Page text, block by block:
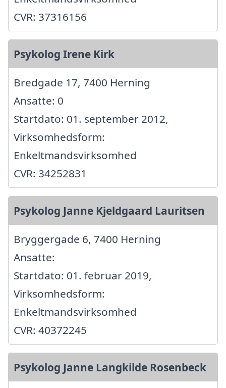
CVR: 37316156
Psykolog Irene Kirk
Bredgade 17, 7400 Herning
Ansatte: 0
Startdato: 01. september 2012,
Virksomhedsform:
Enkeltmandsvirksomhed
CVR: 34252831
Psykolog Janne Kjeldgaard Lauritsen
Bryggergade 6, 7400 Herning
Ansatte:
Startdato: 01. februar 2019,
Virksomhedsform:
Enkeltmandsvirksomhed
CVR: 40372245
Psykolog Janne Langkilde Rosenbeck